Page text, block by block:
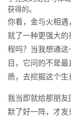
获得的。
你看，金与火相
就了一种更强大
程吗？当我想通
目，它问的不是
质，去挖掘这个生
我当即就给那朋友
默了好一阵，才发